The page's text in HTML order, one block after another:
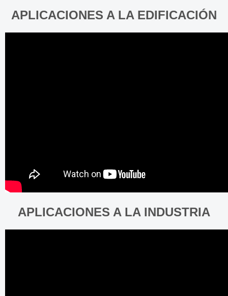
APLICACIONES A LA EDIFICACIÓN
APLICACIONES A LA INDUSTRIA